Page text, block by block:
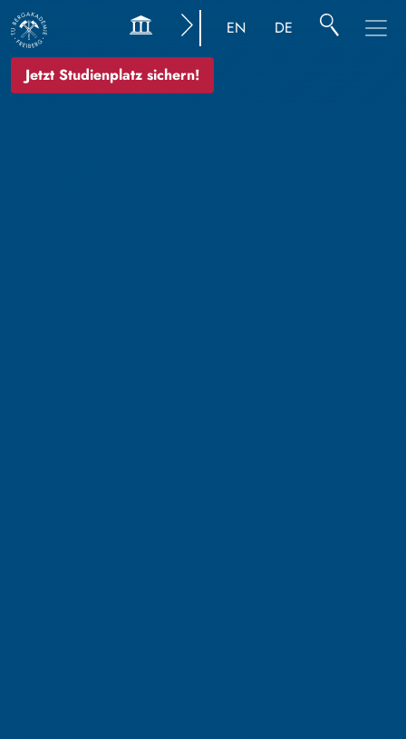
Jetzt Studienplatz sichern!
EN DE